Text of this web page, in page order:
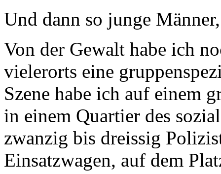
Und dann so junge
Von der Gewalt habe ich
vielerorts eine
Szene habe ich auf einem
in einem Quartier des
zwanzig bis dreissig
Einsatzwagen, auf dem